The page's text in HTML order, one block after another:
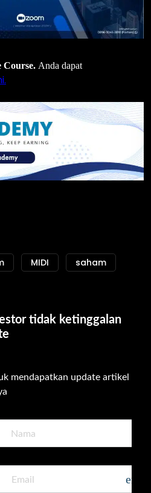
Course. Anda dapat
MIDI
saham
tidak ketinggalan
mendapatkan update artikel